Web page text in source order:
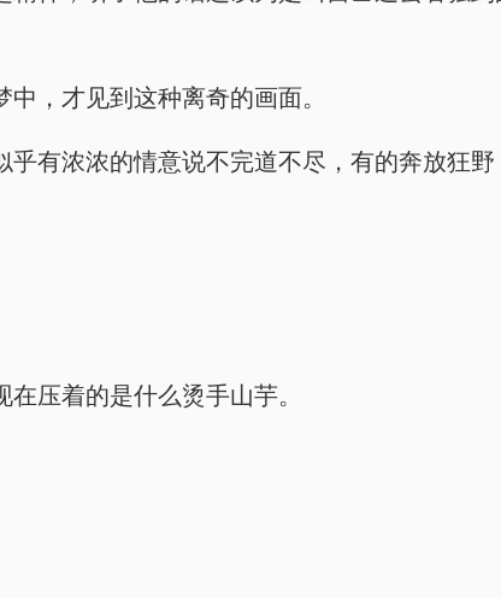
，才见到这种离奇的画面。
有浓浓的情意说不完道不尽，有的奔放狂
压着的是什么烫手山芋。